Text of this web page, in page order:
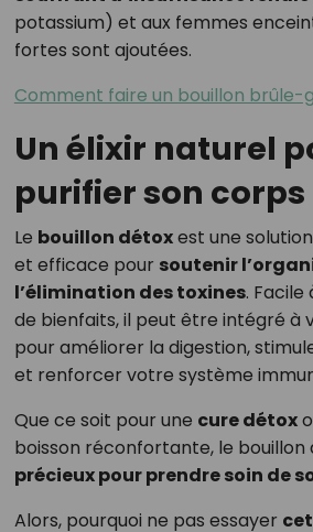
potassium) et aux femmes
fortes sont ajoutées.
Comment faire un bouillon brûle-
Un élixir naturel
purifier son corps
Le bouillon détoxest une
et efficace pour soutenir
l’élimination des toxines.
de bienfaits, il peut être intégré à
pour améliorer la digestion,
et renforcer votre système
Que ce soit pour une cure détox
boisson réconfortante, le bouillon
précieux pour prendre soin de
Alors, pourquoi ne pas essayer